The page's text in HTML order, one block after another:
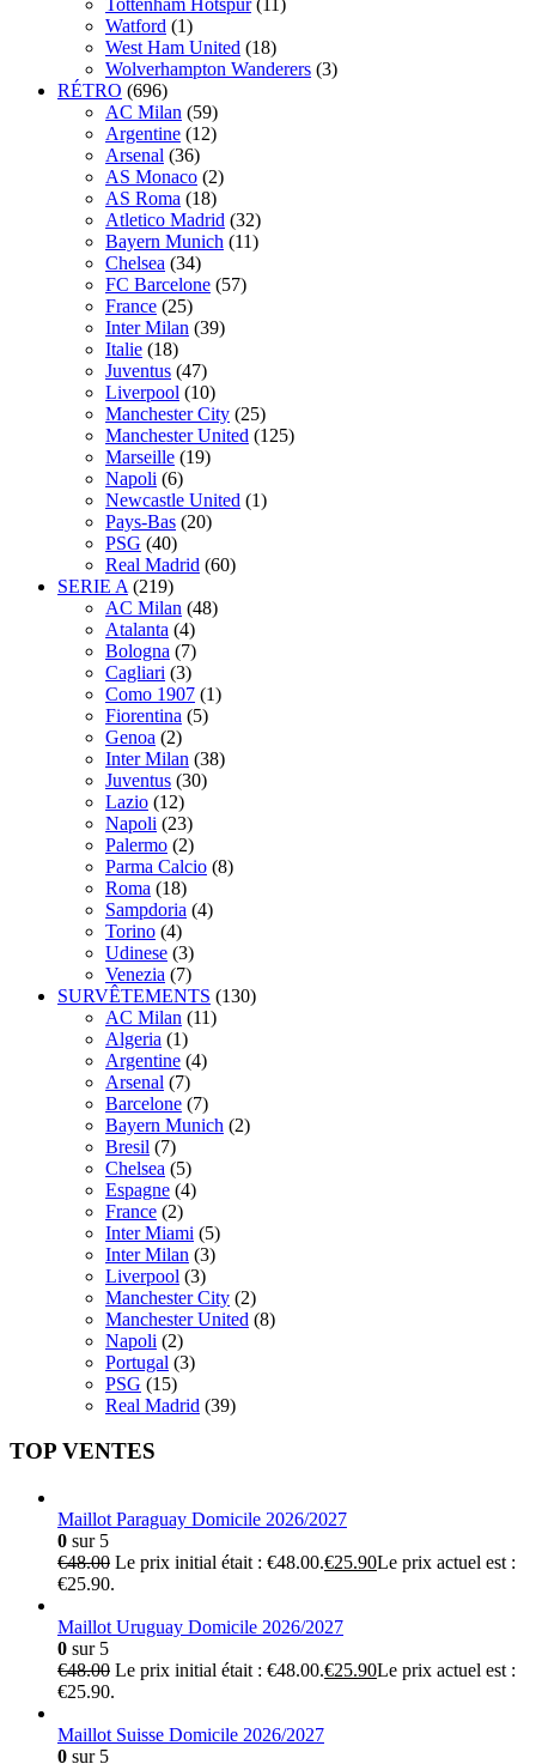
Watford (1)
West Ham United (18)
Wolverhampton Wanderers (3)
RÉTRO (696)
AC Milan (59)
Argentine (12)
Arsenal (36)
AS Monaco (2)
AS Roma (18)
Atletico Madrid (32)
Bayern Munich (11)
Chelsea (34)
FC Barcelone (57)
France (25)
Inter Milan (39)
Italie (18)
Juventus (47)
Liverpool (10)
Manchester City (25)
Manchester United (125)
Marseille (19)
Napoli (6)
Newcastle United (1)
Pays-Bas (20)
PSG (40)
Real Madrid (60)
SERIE A (219)
AC Milan (48)
Atalanta (4)
Bologna (7)
Cagliari (3)
Como 1907 (1)
Fiorentina (5)
Genoa (2)
Inter Milan (38)
Juventus (30)
Lazio (12)
Napoli (23)
Palermo (2)
Parma Calcio (8)
Roma (18)
Sampdoria (4)
Torino (4)
Udinese (3)
Venezia (7)
SURVÊTEMENTS (130)
AC Milan (11)
Algeria (1)
Argentine (4)
Arsenal (7)
Barcelone (7)
Bayern Munich (2)
Bresil (7)
Chelsea (5)
Espagne (4)
France (2)
Inter Miami (5)
Inter Milan (3)
Liverpool (3)
Manchester City (2)
Manchester United (8)
Napoli (2)
Portugal (3)
PSG (15)
Real Madrid (39)
TOP VENTES
Maillot Paraguay Domicile 2026/2027
0 sur 5
€48.00 Le prix initial était : €48.00.€25.90Le prix actuel est :
€25.90.
Maillot Uruguay Domicile 2026/2027
0 sur 5
€48.00 Le prix initial était : €48.00.€25.90Le prix actuel est :
€25.90.
Maillot Suisse Domicile 2026/2027
0 sur 5